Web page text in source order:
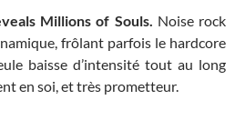
Millions of Souls. Noise rock
frôlant parfois le hardcore
baisse d’intensité tout au long
en soi, et très prometteur.